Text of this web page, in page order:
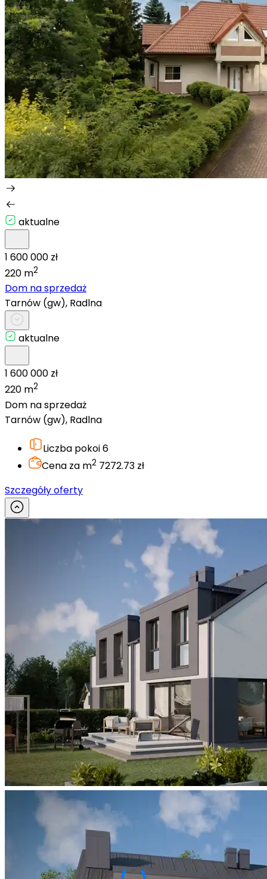
aktualne
1 600 000 zł
220 m2
Dom na sprzedaż
Tarnów (gw), Radlna
aktualne
1 600 000 zł
220 m2
Dom na sprzedaż
Tarnów (gw), Radlna
Liczba pokoi6
Cena za m2 7272.73 zł
Szczegóły oferty